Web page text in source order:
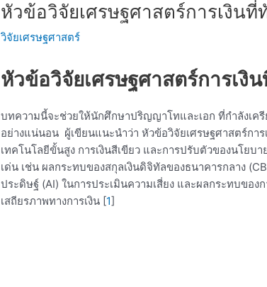
หัวข้อวิจัยเศรษฐศาสตร์การเงินที่
วิจัยเศรษฐศาสตร์
หัวข้อวิจัยเศรษฐศาสตร์การเงิ
บทความนี้จะช่วยให้นักศึกษาปริญญาโทและเอก ที่กำลังเค
อย่างแน่นอน ผู้เขียนแนะนำว่า หัวข้อวิจัยเศรษฐศาสตร์กา
เทคโนโลยีขั้นสูง การเงินสีเขียว และการปรับตัวของนโยบ
เด่น เช่น ผลกระทบของสกุลเงินดิจิทัลของธนาคารกลาง
ประดิษฐ์ (AI) ในการประเมินความเสี่ยง และผลกระทบขอ
เสถียรภาพทางการเงิน [1]